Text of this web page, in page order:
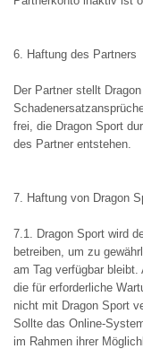
6. Haftung des Partners
Der Partner stellt
frei, die Dragon Sport
des Partner entstehen.
7. Haftung von Dragon
7.1. Dragon Sport wird
betreiben, um zu
am Tag verfügbar bleibt.
die für erforderliche
nicht mit Dragon Sport
Sollte das Online-
im Rahmen ihrer